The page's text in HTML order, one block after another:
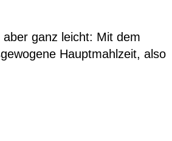
ganz leicht: Mit dem
Hauptmahlzeit, also